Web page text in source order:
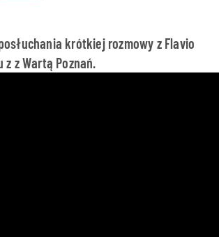
krótkiej rozmowy z Flavio
z z Wartą Poznań.